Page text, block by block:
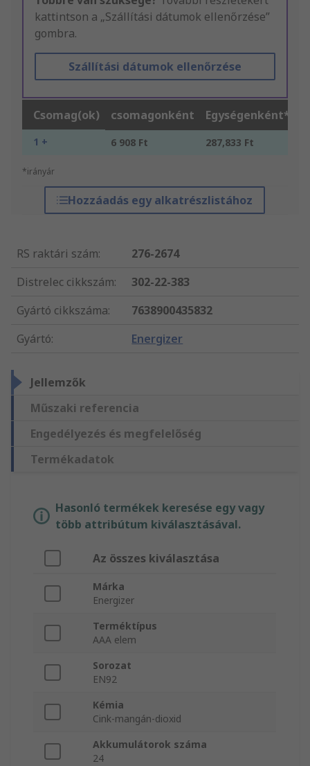
kattintson a „Szállítási dátumok ellenőrzése”
gombra.
Szállítási dátumok ellenőrzése
Csomag(ok) csomagonként Egységenként*
1 + 6 908 Ft 287,833 Ft
*irányár
Hozzáadás egy alkatrészlistához
RS raktári szám:
276-2674
Distrelec cikkszám:
302-22-383
Gyártó cikkszáma:
7638900435832
Gyártó: Energizer
Jellemzők
Műszaki referencia
Engedélyezés és megfelelőség
Termékadatok
Hasonló termékek keresése egy vagy
több attribútum kiválasztásával.
Az összes kiválasztása
Márka
Energizer
Terméktípus
AAA elem
Sorozat
EN92
Kémia
Cink-mangán-dioxid
Akkumulátorok száma
24